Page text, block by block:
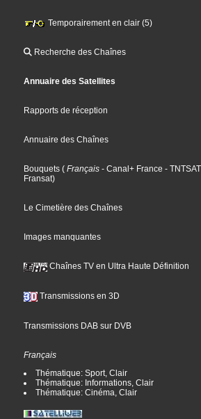
Temporairement en clair (5)
Recherche des Chaînes
Annuaire des Satellites
Rapports de réception
Annuaire des Chaînes
Bouquets ( Français - Canal+ France - TNTSAT
Fransat)
Le Cimetière des Chaînes
Images manquantes
Chaînes TV en Ultra Haute Définition
Transmissions en 3D
Transmissions DAB sur DVB
Français
Thématique: Sport, Clair
Thématique: Informations, Clair
Thématique: Cinéma, Clair